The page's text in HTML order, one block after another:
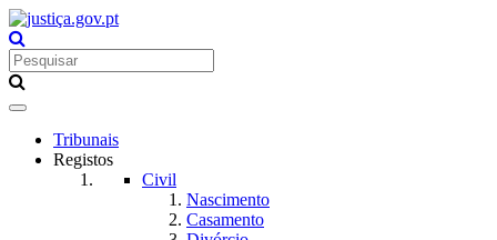
Toggle
navigationTribunais
Registos
Civil
Nascimento
Casamento